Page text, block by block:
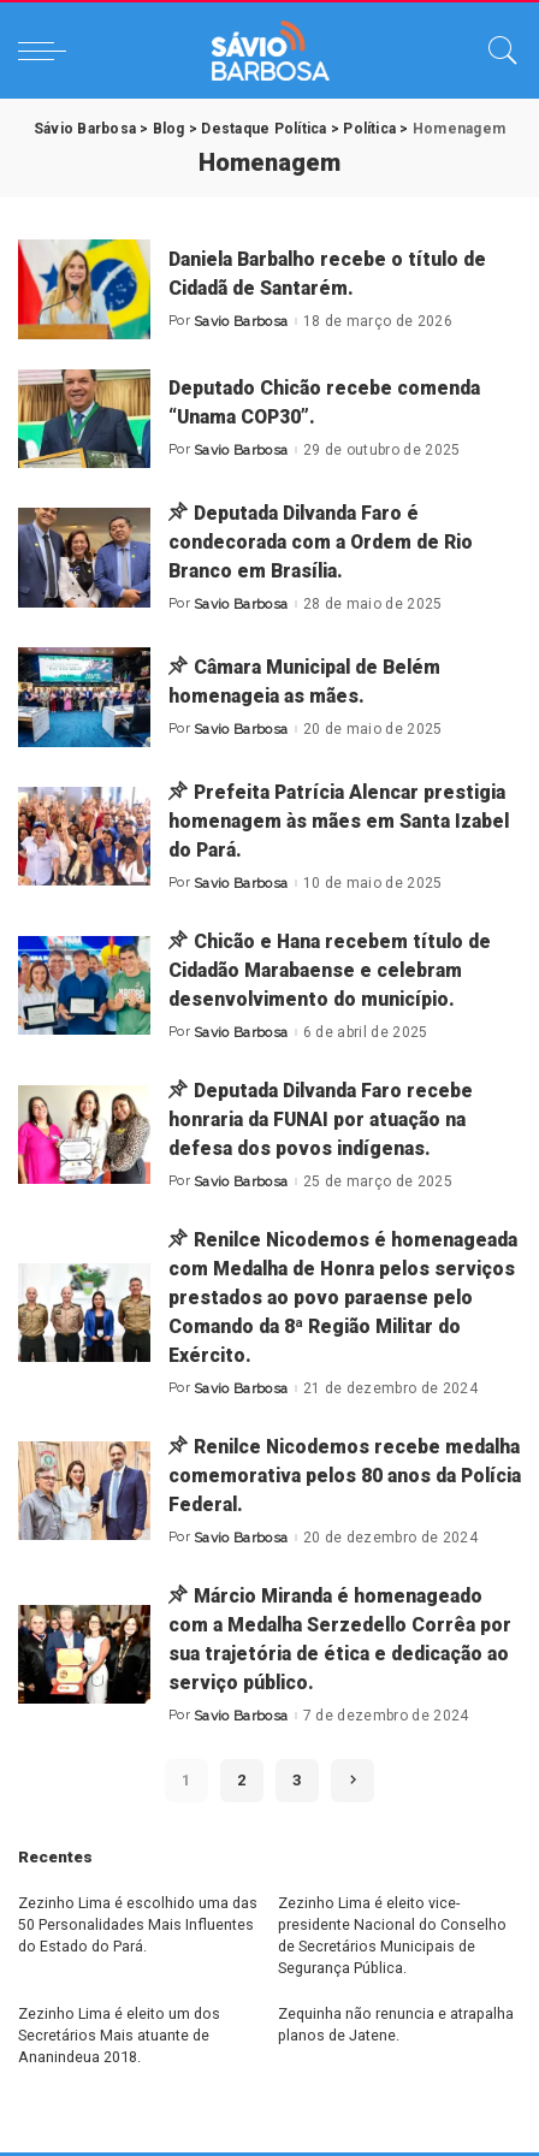
Sávio Barbosa > Blog > Destaque Política > Política > Homenagem
Homenagem
Daniela Barbalho recebe o título de
Cidadã de Santarém.
Posted
Por Savio Barbosa 18 de março de 2026
Deputado Chicão recebe comenda
“Unama COP30”.
Posted
Por Savio Barbosa 29 de outubro de 2025
Deputada Dilvanda Faro é
condecorada com a Ordem de Rio
Branco em Brasília.
Posted
Por Savio Barbosa 28 de maio de 2025
Câmara Municipal de Belém
homenageia as mães.
Posted
Por Savio Barbosa 20 de maio de 2025
Prefeita Patrícia Alencar prestigia
homenagem às mães em Santa Izabel
do Pará.
Posted
Por Savio Barbosa 10 de maio de 2025
Chicão e Hana recebem título de
Cidadão Marabaense e celebram
desenvolvimento do município.
Posted
Por Savio Barbosa 6 de abril de 2025
Deputada Dilvanda Faro recebe
honraria da FUNAI por atuação na
defesa dos povos indígenas.
Posted
Por Savio Barbosa 25 de março de 2025
Renilce Nicodemos é homenageada
com Medalha de Honra pelos serviços
prestados ao povo paraense pelo
Comando da 8ª Região Militar do
Exército.
Posted
Por Savio Barbosa 21 de dezembro de 2024
Renilce Nicodemos recebe medalha
comemorativa pelos 80 anos da Polícia
Federal.
Posted
Por Savio Barbosa 20 de dezembro de 2024
Márcio Miranda é homenageado
com a Medalha Serzedello Corrêa por
sua trajetória de ética e dedicação ao
serviço público.
Posted
Por Savio Barbosa 7 de dezembro de 2024
1 2 3
Recentes
Zezinho Lima é escolhido uma das
50 Personalidades Mais Influentes
do Estado do Pará.
Zezinho Lima é eleito vice-
presidente Nacional do Conselho
de Secretários Municipais de
Segurança Pública.
Zezinho Lima é eleito um dos
Secretários Mais atuante de
Ananindeua 2018.
Zequinha não renuncia e atrapalha
planos de Jatene.